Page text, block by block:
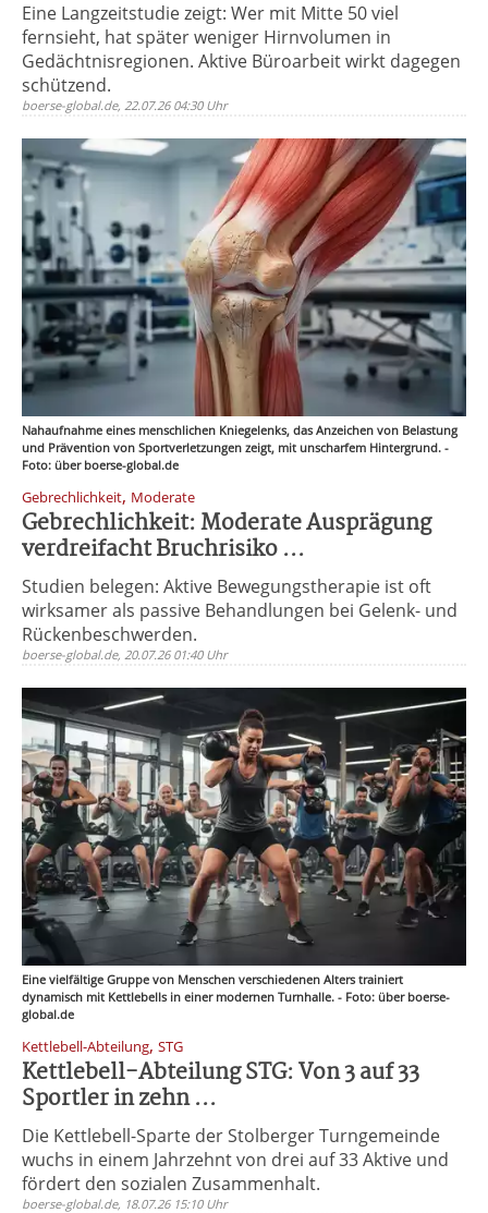
Eine Langzeitstudie zeigt: Wer mit Mitte 50 viel
fernsieht, hat später weniger Hirnvolumen in
Gedächtnisregionen. Aktive Büroarbeit wirkt dagegen
schützend.
boerse-global.de, 22.07.26 04:30 Uhr
Nahaufnahme eines menschlichen Kniegelenks, das Anzeichen von Belastung
und Prävention von Sportverletzungen zeigt, mit unscharfem Hintergrund. -
Foto: über boerse-global.de
Gebrechlichkeit, Moderate
Gebrechlichkeit: Moderate Ausprägung
verdreifacht Bruchrisiko ...
Studien belegen: Aktive Bewegungstherapie ist oft
wirksamer als passive Behandlungen bei Gelenk- und
Rückenbeschwerden.
boerse-global.de, 20.07.26 01:40 Uhr
Eine vielfältige Gruppe von Menschen verschiedenen Alters trainiert
dynamisch mit Kettlebells in einer modernen Turnhalle. - Foto: über boerse-
global.de
Kettlebell-Abteilung, STG
Kettlebell-Abteilung STG: Von 3 auf 33
Sportler in zehn ...
Die Kettlebell-Sparte der Stolberger Turngemeinde
wuchs in einem Jahrzehnt von drei auf 33 Aktive und
fördert den sozialen Zusammenhalt.
boerse-global.de, 18.07.26 15:10 Uhr